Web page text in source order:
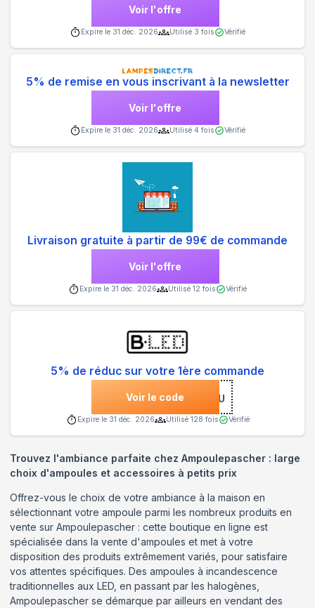
Voir l'offre
Expire le 31 déc. 2026 Utilisé 3 fois Vérifié
5% de remise en vous inscrivant à la newsletter
Voir l'offre
Expire le 31 déc. 2026 Utilisé 4 fois Vérifié
Livraison gratuite à partir de 99€ de commande
Voir l'offre
Expire le 31 déc. 2026 Utilisé 12 fois Vérifié
5% de réduc sur votre 1ère commande
Voir le code***UJRMA5U
Expire le 31 déc. 2026 Utilisé 128 fois Vérifié
Trouvez l'ambiance parfaite chez Ampoulepascher : large
choix d'ampoules et accessoires à petits prix
Offrez-vous le choix de votre ambiance à la maison en
sélectionnant votre ampoule parmi les nombreux produits en
vente sur Ampoulepascher : cette boutique en ligne est
spécialisée dans la vente d'ampoules et met à votre
disposition des produits extrêmement variés, pour satisfaire
vos attentes spécifiques. Des ampoules à incandescence
traditionnelles aux LED, en passant par les halogènes,
Ampoulepascher se démarque par ailleurs en vendant des